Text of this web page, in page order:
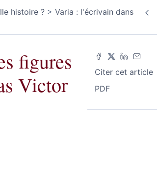
histoire ?
Varia : l'écrivain dans
Citer cet article
PDF
figures
Victor